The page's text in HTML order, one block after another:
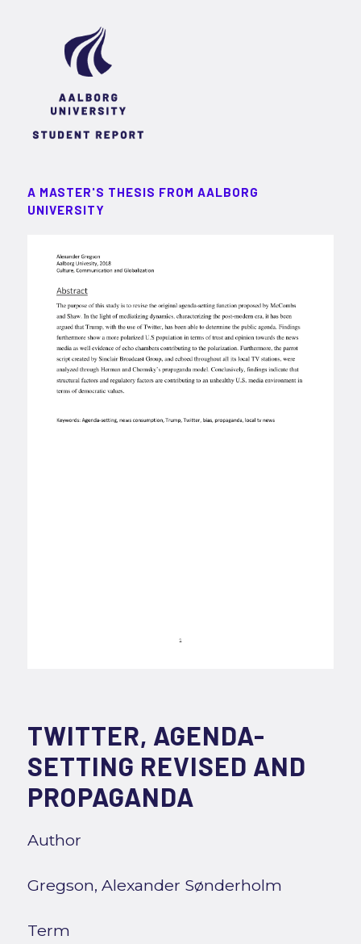
A MASTER'S THESIS FROM AALBORG
UNIVERSITY
TWITTER, AGENDA-
SETTING REVISED AND
PROPAGANDA
Author
Gregson, Alexander Sønderholm
Term